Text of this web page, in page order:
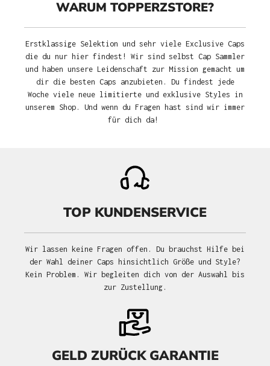
WARUM TOPPERZSTORE?
Erstklassige Selektion und sehr viele Exclusive Caps
die du nur hier findest! Wir sind selbst Cap Sammler
und haben unsere Leidenschaft zur Mission gemacht um
dir die besten Caps anzubieten. Du findest jede
Woche viele neue limitierte und exklusive Styles in
unserem Shop. Und wenn du Fragen hast sind wir immer
für dich da!
TOP KUNDENSERVICE
Wir lassen keine Fragen offen. Du brauchst Hilfe bei
der Wahl deiner Caps hinsichtlich Größe und Style?
Kein Problem. Wir begleiten dich von der Auswahl bis
zur Zustellung.
GELD ZURÜCK GARANTIE